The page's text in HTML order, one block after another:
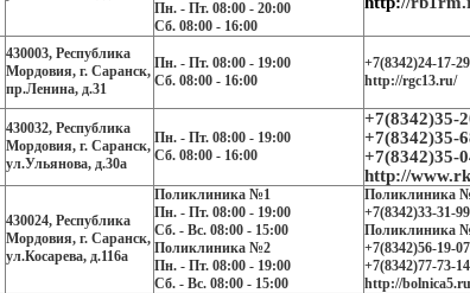
Пн. - Пт. 08:00 - 20:00
Сб. 08:00 - 16:00
430003, Республика
Мордовия, г. Саранск,
пр.Ленина, д.31
Пн. - Пт. 08:00 - 19:00
Сб. 08:00 - 16:00
+7(8342)24-17-29
http://rgc13.ru/
430032, Республика
Мордовия, г. Саранск,
ул.Ульянова, д.30а
Пн. - Пт. 08:00 - 19:00
Сб. 08:00 - 16:00
+7(8342)35-
+7(8342)35-
+7(8342)35-
http://
430024, Республика
Мордовия, г. Саранск,
ул.Косарева, д.116а
Поликлиника №1
Пн. - Пт. 08:00 - 19:00
Сб. - Вс. 08:00 - 15:00
Поликлиника №2
Пн. - Пт. 08:00 - 19:00
Сб. - Вс. 08:00 - 15:00
Поликлиника
+7(8342)33-31-99
Поликлиника
+7(8342)56-19-07
+7(8342)77-73-14
http://